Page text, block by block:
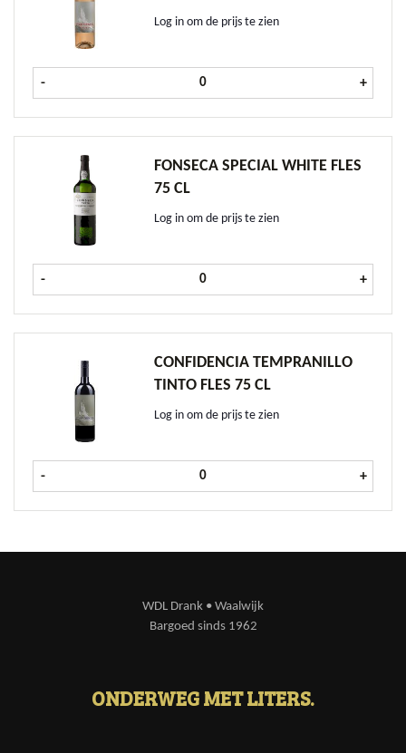
Log in om de prijs te zien
- Confidencia Tempranillo Rosado
+
FONSECA SPECIAL WHITE FLES
75 CL
Log in om de prijs te zien
- Fonseca Special White fles 75 cl
+
CONFIDENCIA TEMPRANILLO
TINTO FLES 75 CL
Log in om de prijs te zien
- Confidencia Tempranillo Tinto fles
+
WDL Drank • Waalwijk
Bargoed sinds 1962
ONDERWEG MET LITERS.